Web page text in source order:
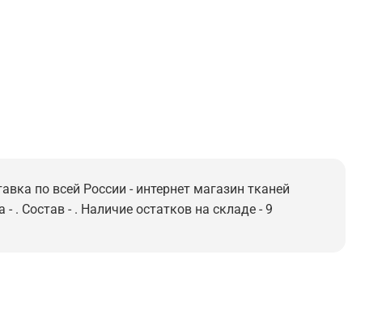
по всей России - интернет магазин тканей
. Состав - . Наличие остатков на складе - 9